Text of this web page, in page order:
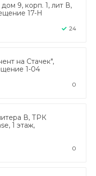
9, корп. 1, лит В,
17-Н
24
на Стачек",
1-04
0
В, ТРК
1 этаж,
0